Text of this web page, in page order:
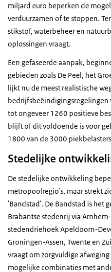
miljard euro beperken de
verduurzamen of te stoppen.
stikstof, waterbeheer en
oplossingen vraagt.
Een gefaseerde aanpak,
gebieden zoals De Peel, het
lijkt nu de meest realistische
tot ongeveer 1260 positieve
blijft of dit voldoende is voor
1800 van de 3000
Stedelijke
De stedelijke ontwikkeling
metropoolregio's, maar strekt
'Bandstad'. De Bandstad is het
Brabantse stedenrij via
stedendriehoek Apeldoorn-
Groningen-Assen, Twente en
vraagt om zorgvuldige
mogelijke combinaties met